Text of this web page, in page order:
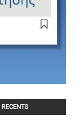
RECENTS